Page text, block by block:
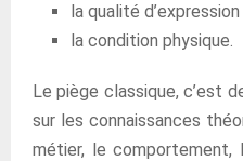
la qualité d’expression
la condition physique.
Le piège classique, c’est
sur les connaissances
métier, le